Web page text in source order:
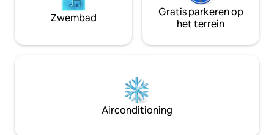
Zwembad
Gratis parkeren op
het terrein
Airconditioning